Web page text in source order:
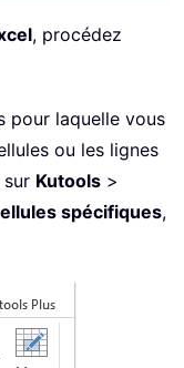
, procédez
pour laquelle vous
ou les lignes
Kutools >
spécifiques,